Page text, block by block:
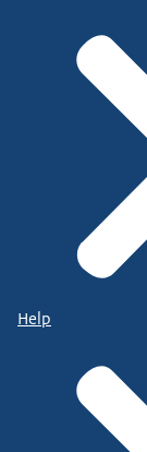
Help